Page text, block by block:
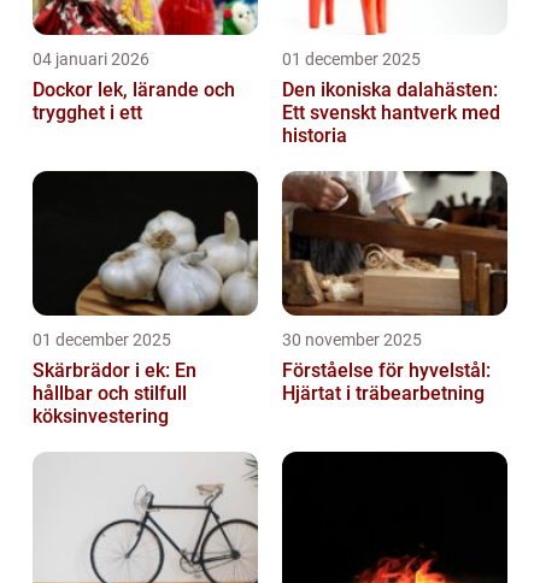
04 januari 2026
Dockor lek, lärande och
trygghet i ett
01 december 2025
Den ikoniska dalahästen:
Ett svenskt hantverk med
historia
01 december 2025
Skärbrädor i ek: En
hållbar och stilfull
köksinvestering
30 november 2025
Förståelse för hyvelstål:
Hjärtat i träbearbetning